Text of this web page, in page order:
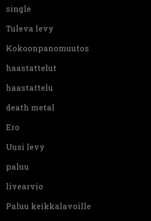
single
Tuleva levy
Kokoonpanomuutos
haastattelut
haastattelu
death metal
Ero
Uusi levy
paluu
livearvio
Paluu keikkalavoille